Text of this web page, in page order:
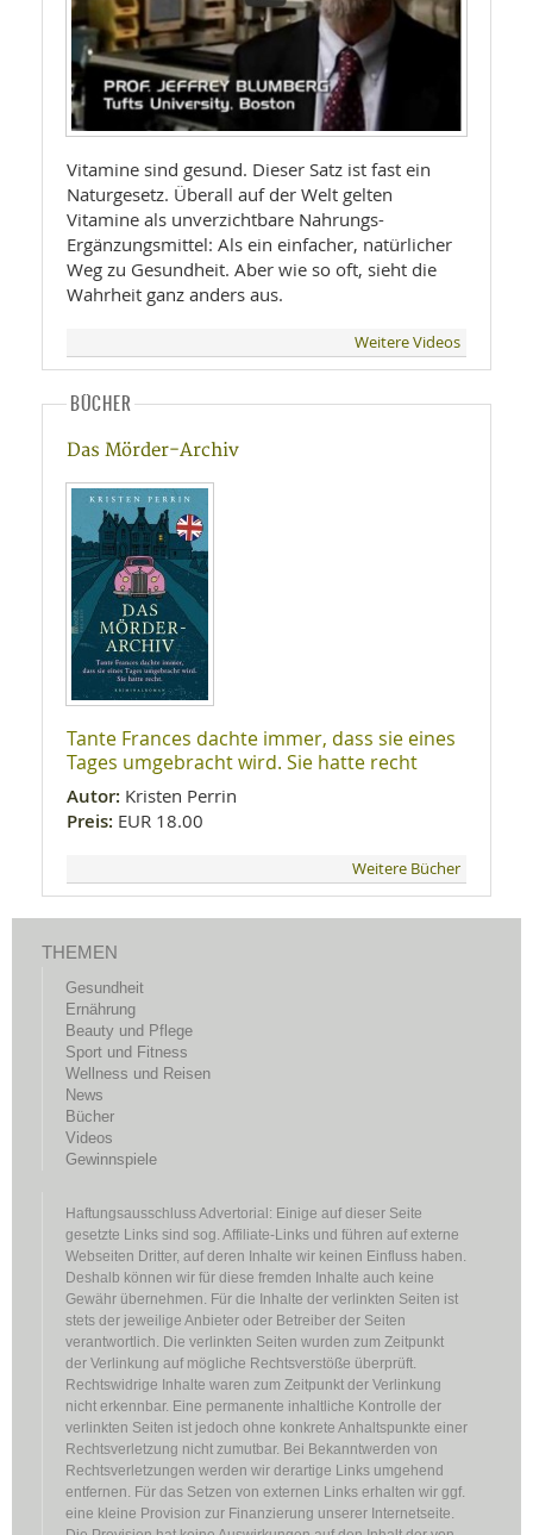
Vitamine sind gesund. Dieser Satz ist fast ein
Naturgesetz. Überall auf der Welt gelten
Vitamine als unverzichtbare Nahrungs-
Ergänzungsmittel: Als ein einfacher, natürlicher
Weg zu Gesundheit. Aber wie so oft, sieht die
Wahrheit ganz anders aus.
Weitere Videos
BÜCHER
Das Mörder-Archiv
Tante Frances dachte immer, dass sie eines
Tages umgebracht wird. Sie hatte recht
Autor: Kristen Perrin
Preis: EUR 18.00
Weitere Bücher
THEMEN
Gesundheit
Ernährung
Beauty und Pflege
Sport und Fitness
Wellness und Reisen
News
Bücher
Videos
Gewinnspiele
Haftungsausschluss Advertorial: Einige auf dieser Seite
gesetzte Links sind sog. Affiliate-Links und führen auf externe
Webseiten Dritter, auf deren Inhalte wir keinen Einfluss haben.
Deshalb können wir für diese fremden Inhalte auch keine
Gewähr übernehmen. Für die Inhalte der verlinkten Seiten ist
stets der jeweilige Anbieter oder Betreiber der Seiten
verantwortlich. Die verlinkten Seiten wurden zum Zeitpunkt
der Verlinkung auf mögliche Rechtsverstöße überprüft.
Rechtswidrige Inhalte waren zum Zeitpunkt der Verlinkung
nicht erkennbar. Eine permanente inhaltliche Kontrolle der
verlinkten Seiten ist jedoch ohne konkrete Anhaltspunkte einer
Rechtsverletzung nicht zumutbar. Bei Bekanntwerden von
Rechtsverletzungen werden wir derartige Links umgehend
entfernen. Für das Setzen von externen Links erhalten wir ggf.
eine kleine Provision zur Finanzierung unserer Internetseite.